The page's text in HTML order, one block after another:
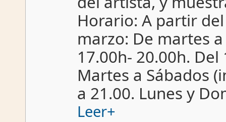
Horario: A partir
marzo: De martes
17.00h- 20.00h.
Martes a Sábados
a 21.00. Lunes y
Leer+